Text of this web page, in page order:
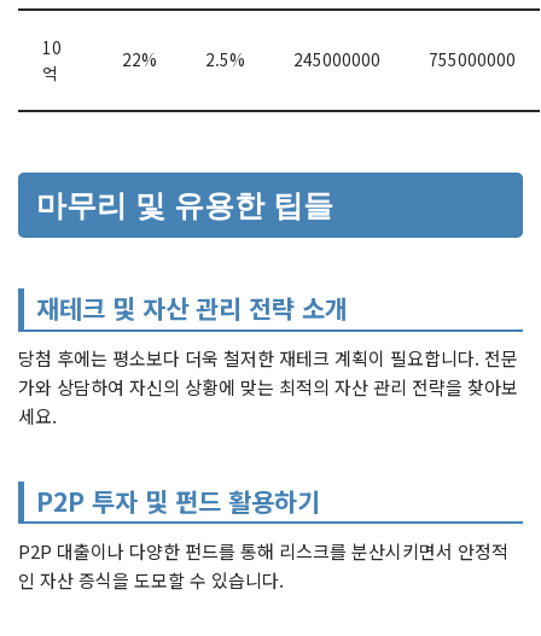
10
억
22% 2.5% 245000000 755000000
마무리 및 유용한 팁들
재테크 및 자산 관리 전략 소개
당첨 후에는 평소보다 더욱 철저한 재테크 계획이 필요합니다. 전문
가와 상담하여 자신의 상황에 맞는 최적의 자산 관리 전략을 찾아보
세요.
P2P 투자 및 펀드 활용하기
P2P 대출이나 다양한 펀드를 통해 리스크를 분산시키면서 안정적
인 자산 증식을 도모할 수 있습니다.